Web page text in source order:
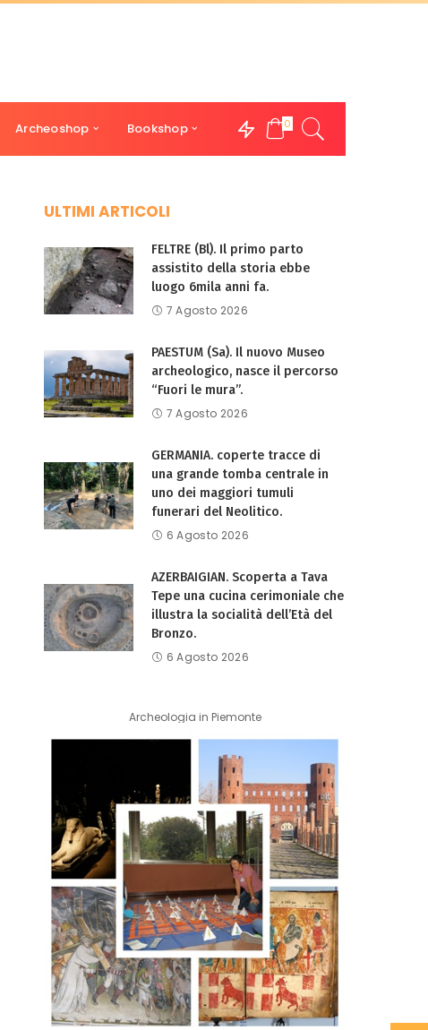
Archeoshop Bookshop 0
ULTIMI ARTICOLI
FELTRE (Bl). Il primo parto
assistito della storia ebbe
luogo 6mila anni fa.
7 Agosto 2026
PAESTUM (Sa). Il nuovo Museo
archeologico, nasce il percorso
“Fuori le mura”.
7 Agosto 2026
GERMANIA. coperte tracce di
una grande tomba centrale in
uno dei maggiori tumuli
funerari del Neolitico.
6 Agosto 2026
AZERBAIGIAN. Scoperta a Tava
Tepe una cucina cerimoniale che
illustra la socialità dell’Età del
Bronzo.
6 Agosto 2026
Archeologia in Piemonte